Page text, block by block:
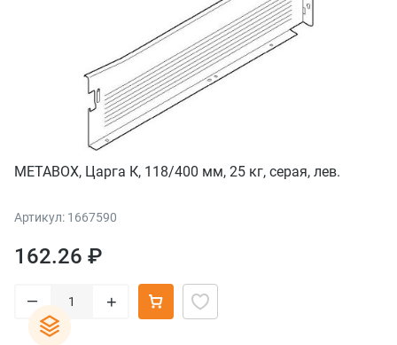
METABOX, Царга К, 118/400 мм, 25 кг, серая, лев.
Артикул: 1667590
162.26 ₽
– +